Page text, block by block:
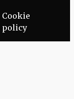
Cookie
policy